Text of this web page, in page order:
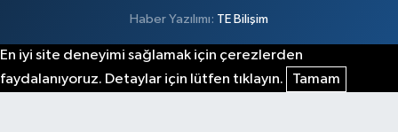
Haber Yazılımı: TE Bilişim
En iyi site deneyimi sağlamak için çerezlerden
faydalanıyoruz. Detaylar için lütfen tıklayın.
Tamam